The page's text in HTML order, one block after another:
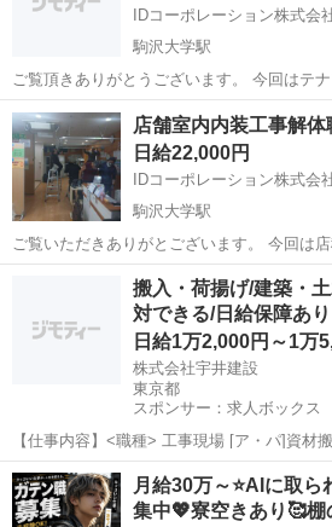
IDコーポレーション株式会
駒沢大学駅
ご覧頂きありがとうございます。 今回はテナント撤退による解体工事
になります。 外壁は既存のまま、解体するのは縦柱を囲っているＰＢ
造の囲いくらいで、あとはカーテンアームの
雑工も読んであ...
東京 世田谷区 駒沢大学駅 鳶職
店舗室内内装工事解体
日給22,000円
IDコーポレーション株式会
駒沢大学駅
ご覧いただきありがとございます。 今回は
なります。 外周既存のまま、縦柱囲い解体
外し、簡易間仕切り解体程度です。 ご応
職歴 ④お...
千代田区 駒沢大学駅 鳶職
搬入・荷揚げ/建築・
対できる/日給保障あ
日給1万2,000円～1万
株式会社宇井建設
東京都
スポンサー：求人ボックス
【仕事内容】<職種> 工事現場 [ア・パ]資材
設・土木作業、清掃員・掃除 <雇用形態> ア
[ア・パ]日給12,000円～15,000円 交通費:全
給保証...
アルバイト・パート
月給30万～⭐AIに取
集中💖寮空きあり🥰